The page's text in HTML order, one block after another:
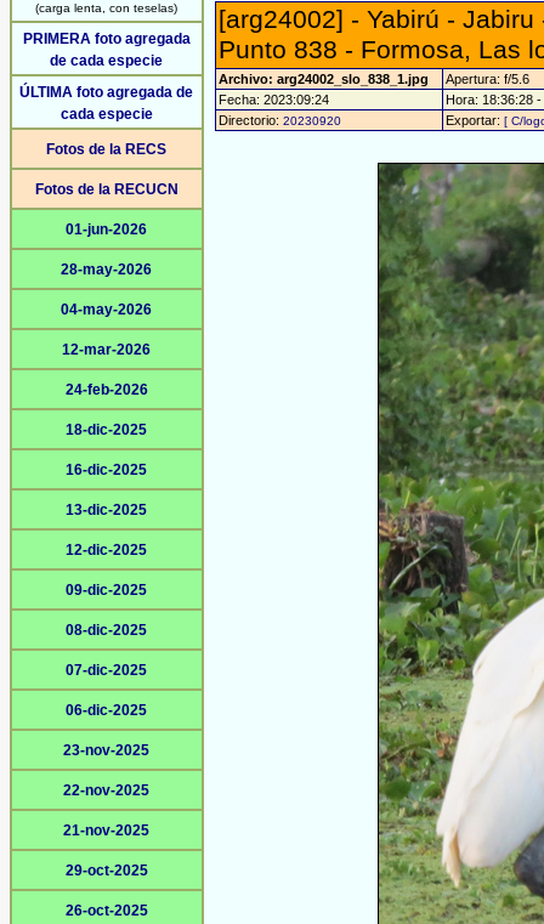
(carga lenta, con teselas)
PRIMERA foto agregada
de cada especie
ÚLTIMA foto agregada de
cada especie
Fotos de la RECS
Fotos de la RECUCN
01-jun-2026
28-may-2026
04-may-2026
12-mar-2026
24-feb-2026
18-dic-2025
16-dic-2025
13-dic-2025
12-dic-2025
09-dic-2025
08-dic-2025
07-dic-2025
06-dic-2025
23-nov-2025
22-nov-2025
21-nov-2025
29-oct-2025
26-oct-2025
[arg24002] - Yabirú -
Punto 838 - Formosa, Las
Archivo: arg24002_slo_838_1.jpg
Apertura: f/5.6
Fecha: 2023:09:24
Hora: 18:36:28
Directorio: 20230920 Exportar: [ C/